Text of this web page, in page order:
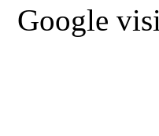
Google